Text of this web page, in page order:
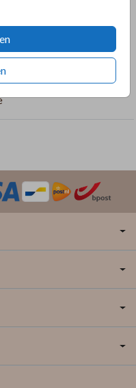
met namen in een
Pas het kaartje